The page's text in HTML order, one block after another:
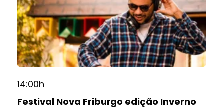
14:00h
Festival Nova Friburgo edição Inverno